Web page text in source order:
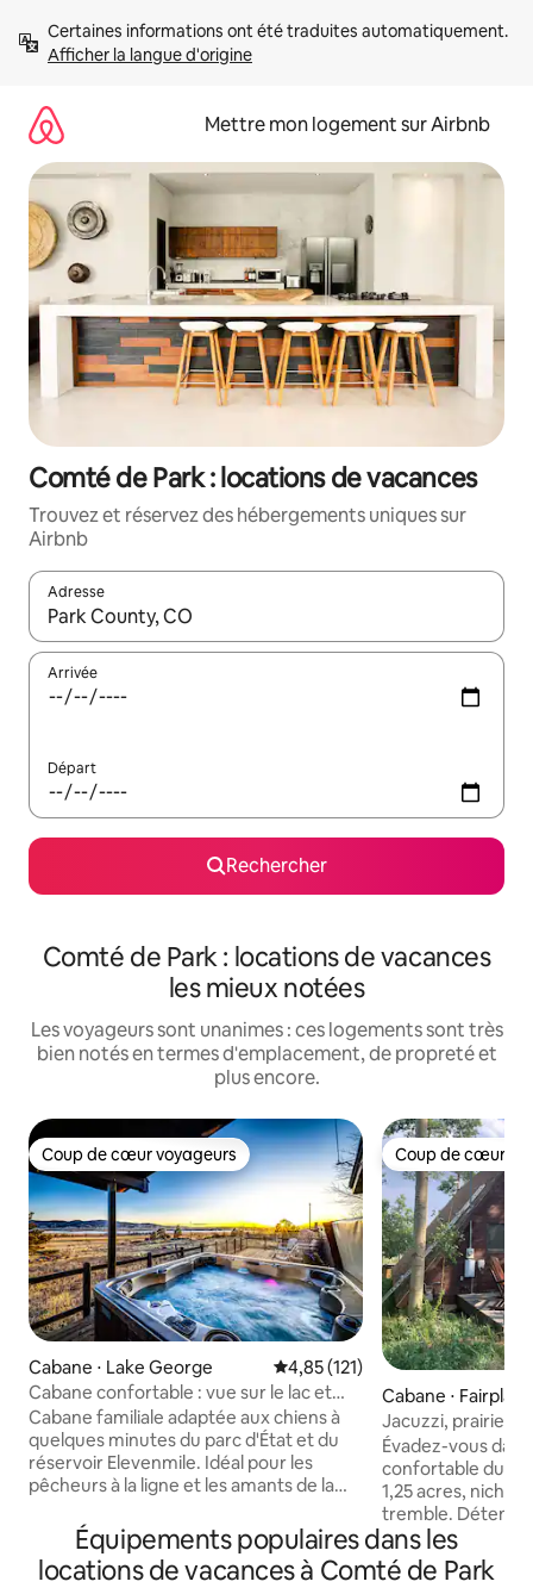
directement
Afficher la langue d'origine
Mettre mon logement sur Airbnb
Comté de Park : locations de vacances
Trouvez et réservez des hébergements uniques sur
Airbnb
Adresse
Lorsque les résultats s'affichent, utilisez les flèches vers le
Arrivée
Départ
Rechercher
Comté de Park : locations de vacances
les mieux notées
Les voyageurs sont unanimes : ces logements sont très
bien notés en termes d'emplacement, de propreté et
plus encore.
Coup de cœur voyageurs
Coup de cœur voyageurs
Cabane ⋅ Lake George Évaluation moyenne sur la
4,85 (121)
Cabane confortable : vue sur le lac et
jacuzzi
Cabane familiale adaptée aux chiens à
quelques minutes du parc d'État et du
réservoir Elevenmile. Idéal pour les
pêcheurs à la ligne et les amants de la
Dispose de 2 chambres, 1BA, d'une
chambre superposée adaptée aux
enfants, d'un futon, d'une cheminée,
Coup de cœur
Coup de cœur
Cabane ⋅ Fairplay
Jacuzzi, prairie
Starlink
Évadez-vous
confortable du
1,25 acres, niché
tremble.
profitez du
connexion
Idéalement situé
Équipements populaires dans les
locations de vacances à Comté de Park